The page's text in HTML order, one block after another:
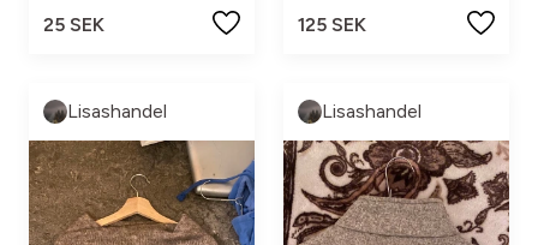
25 SEK
125 SEK
Lisashandel Lisashandel